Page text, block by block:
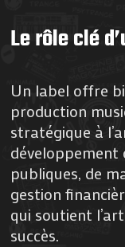
Le rôle clé
Un label offre
production
stratégique à
développement
publiques, de
gestion
qui soutient
succès.